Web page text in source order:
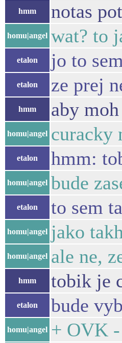
hmm notas
homu|angel wat? to
etalon jo to
etalon ze prej
hmm aby
homu|angel curacky
etalon hmm:
homu|angel bude
etalon to sem
homu|angel jako
homu|angel ale ne,
hmm tobik je
etalon bude
homu|angel + OVK